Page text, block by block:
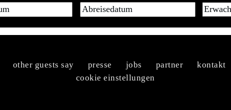
other guests say presse jobs partner
kontakt
cookie einstellungen